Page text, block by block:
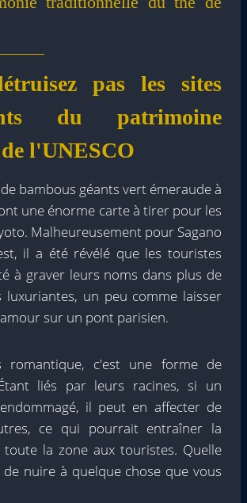
pas les sites
du patrimoine
l'UNESCO
bambous géants vert émeraude à
une énorme carte à tirer pour les
Malheureusement pour Sagano
il a été révélé que les touristes
à graver leurs noms dans plus de
luxuriantes, un peu comme laisser
sur un pont parisien.
romantique, c'est une forme de
liés par leurs racines, si un
il peut en affecter de
ce qui pourrait entraîner la
la zone aux touristes. Quelle
nuire à quelque chose que vous